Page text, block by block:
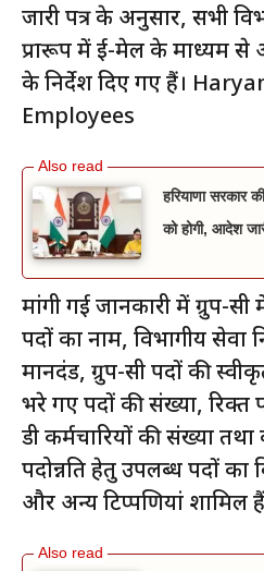
जारी पत्र के अनुसार, सभी
प्रारूप में ई-मेल के माध्यम
के निर्देश दिए गए हैं।
Employees
हरियाणा सरकार
को होगी, आदेश
मांगी गई जानकारी में ग्रुप-
पदों का नाम, विभागीय सेवा
मानदंड, ग्रुप-सी पदों की
भरे गए पदों की संख्या, रिक्त
डी कर्मचारियों की संख्या
पदोन्नति हेतु उपलब्ध पदों
और अन्य टिप्पणियां शामिल